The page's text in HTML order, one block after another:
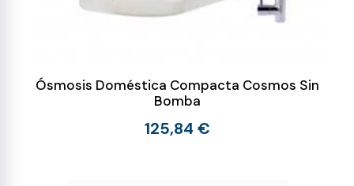
Ósmosis Doméstica Compacta Cosmos Sin
Bomba
125,84 €